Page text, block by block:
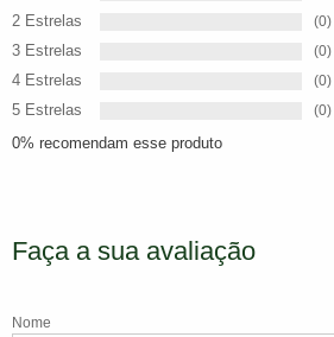
2 Estrelas (0)
3 Estrelas (0)
4 Estrelas (0)
5 Estrelas (0)
0% recomendam esse produto
Faça a sua avaliação
Nome